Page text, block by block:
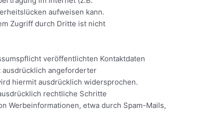
aufweisen kann.
Zugriff durch Dritte ist nicht
veröffentlichten Kontaktdaten
angeforderter
hiermit ausdrücklich widersprochen.
rechtliche Schritte
Werbeinformationen, etwa durch Spam-Mails,